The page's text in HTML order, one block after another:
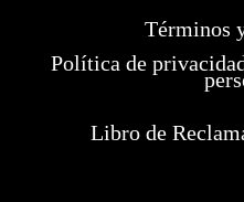
Términos
Política de
Libro de